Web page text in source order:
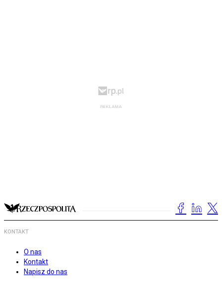
KONTAKT
O nas
Kontakt
Napisz do nas